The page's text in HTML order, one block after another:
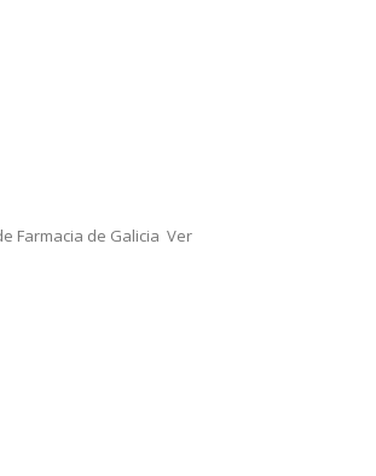
Farmacia de Galicia Ver